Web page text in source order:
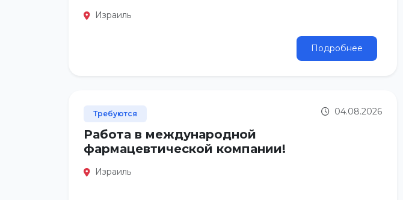
Израиль
Подробнее
Требуются 04.08.2026
Работа в международной
фармацевтической компании!
Израиль